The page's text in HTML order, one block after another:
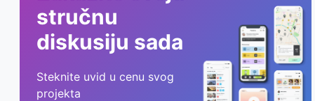
stručnu
diskusiju sada
Steknite uvid u cenu svog
projekta